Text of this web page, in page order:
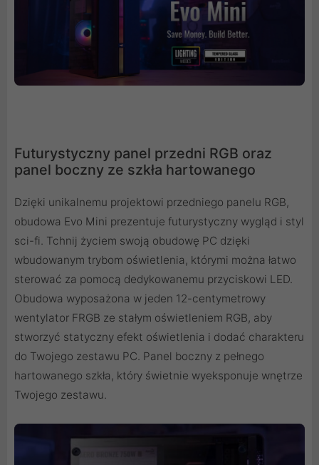
Futurystyczny panel przedni RGB oraz
panel boczny ze szkła hartowanego
Dzięki unikalnemu projektowi przedniego panelu RGB,
obudowa Evo Mini prezentuje futurystyczny wygląd i styl
sci-fi. Tchnij życiem swoją obudowę PC dzięki
wbudowanym trybom oświetlenia, którymi można łatwo
sterować za pomocą dedykowanemu przyciskowi LED.
Obudowa wyposażona w jeden 12-centymetrowy
wentylator FRGB ze stałym oświetleniem RGB, aby
stworzyć statyczny efekt oświetlenia i dodać charakteru
do Twojego zestawu PC. Panel boczny z pełnego
hartowanego szkła, który świetnie wyeksponuje wnętrze
Twojego zestawu.